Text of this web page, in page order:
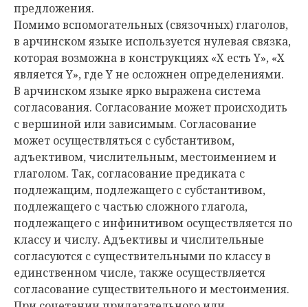
предложения.
Помимо вспомогательных (связочных) глаголов,
в арчинском языке используется нулевая связка,
которая возможна в конструкциях «X есть Y», «X
является Y», где Y не осложнен определениями.
В арчинском языке ярко выражена система
согласования. Согласование может происходить
с вершиной или зависимым. Согласование
может осуществляться с субстантивом,
адъективом, числительным, местоимением и
глаголом. Так, согласование предиката с
подлежащим, подлежащего с субстантивом,
подлежащего с частью сложного глагола,
подлежащего с инфинитивом осуществляется по
классу и числу. Адъективы и числительные
согласуются с существительными по классу в
единственном числе, также осуществляется
согласование существительного и местоимения.